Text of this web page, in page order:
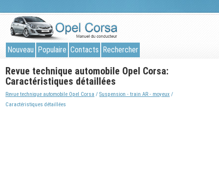
Nouveau Populaire Contacts Rechercher
Revue technique automobile Opel Corsa:
Caractéristiques détaillées
Revue technique automobile Opel Corsa /Suspension - train AR - moyeux /
Caractéristiques détaillées